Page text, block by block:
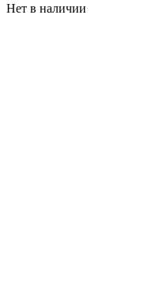
Нет в наличии